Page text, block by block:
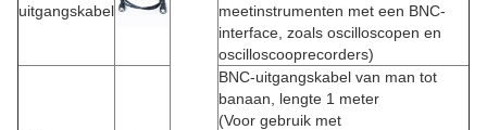
uitgangskabel
meetinstrumenten met een BNC-
interface, zoals oscilloscopen en
oscilloscooprecorders)
BNC-uitgangskabel van man tot
banaan, lengte 1 meter
(Voor gebruik met